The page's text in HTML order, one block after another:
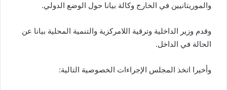
والموريتانيين في الخارج وكالة بيانا حول الوضع الدولي.
وقدم وزير الداخلية وترقية اللامركزية والتنمية المحلية بيانا عن
الحالة في الداخل.
وأخيرا اتخذ المجلس الإجراءات الخصوصية التالية: